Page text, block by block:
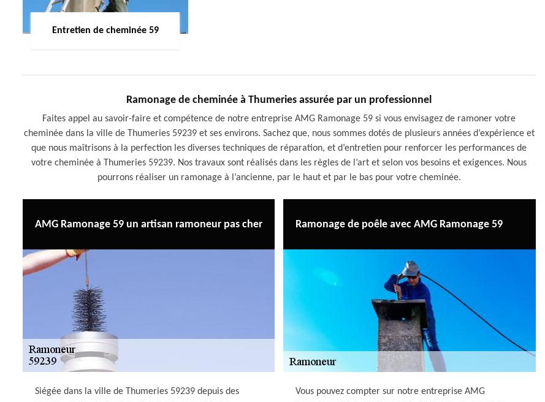
Entretien de cheminée 59
Ramonage de cheminée à Thumeries assurée par un professionnel
Faites appel au savoir-faire et compétence de notre entreprise AMG Ramonage 59 si vous envisagez de ramoner votre
cheminée dans la ville de Thumeries 59239 et ses environs. Sachez que, nous sommes dotés de plusieurs années d’expérience et
que nous maîtrisons à la perfection les diverses techniques de réparation, et d’entretien pour renforcer les performances de
votre cheminée à Thumeries 59239. Nos travaux sont réalisés dans les règles de l’art et selon vos besoins et exigences. Nous
pourrons réaliser un ramonage à l’ancienne, par le haut et par le bas pour votre cheminée.
AMG Ramonage 59 un artisan ramoneur pas cher
Siégée dans la ville de Thumeries 59239 depuis des
Ramonage de poêle avec AMG Ramonage 59
Vous pouvez compter sur notre entreprise AMG